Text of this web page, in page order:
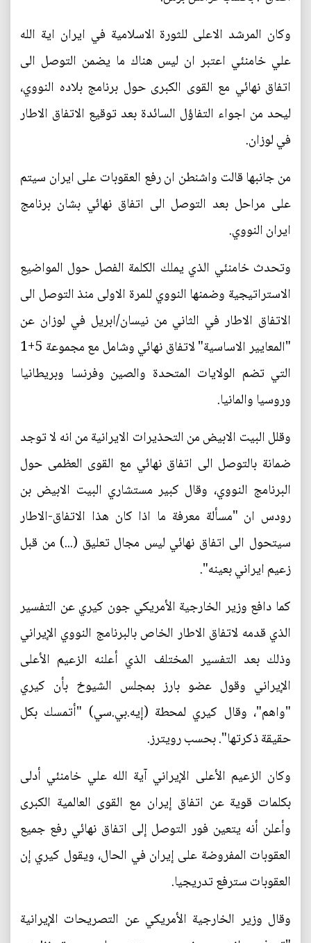
وكان المرشد الاعلى للثورة الاسلامية في ايران اية الله
علي خامنئي اعتبر ان ليس هناك ما يضمن التوصل الى
اتفاق نهائي مع القوى الكبرى حول برنامج بلاده النووي،
ليحد من اجواء التفاؤل السائدة بعد توقيع الاتفاق الاطار
في لوزان.
من جانبها قالت واشنطن ان رفع العقوبات على ايران سيتم
على مراحل بعد التوصل الى اتفاق نهائي بشان برنامج
ايران النووي.
وتحدث خامنئي الذي يملك الكلمة الفصل حول المواضيع
الاستراتيجية وضمنها النووي للمرة الاولى منذ التوصل الى
الاتفاق الاطار في الثاني من نيسان/ابريل في لوزان عن
"المعايير الاساسية" لاتفاق نهائي وشامل مع مجموعة 5+1
التي تضم الولايات المتحدة والصين وفرنسا وبريطانيا
وروسيا والمانيا.
وقلل البيت الابيض من التحذيرات الايرانية من انه لا توجد
ضمانة بالتوصل الى اتفاق نهائي مع القوى العظمى حول
البرنامج النووي، وقال كبير مستشاري البيت الابيض بن
رودس ان "مسألة معرفة ما اذا كان هذا الاتفاق-الاطار
سيتحول الى اتفاق نهائي ليس مجال تعليق (...) من قبل
زعيم ايراني بعينه".
كما دافع وزير الخارجية الأمريكي جون كيري عن التفسير
الذي قدمه لاتفاق الاطار الخاص بالبرنامج النووي الإيراني
وذلك بعد التفسير المختلف الذي أعلنه الزعيم الأعلى
الإيراني وقول عضو بارز بمجلس الشيوخ بأن كيري
"واهم"، وقال كيري لمحطة (إيه.بي.سي) "أتمسك بكل
حقيقة ذكرتها". بحسب رويترز.
وكان الزعيم الأعلى الإيراني آية الله علي خامنئي أدلى
بكلمات قوية عن اتفاق إيران مع القوى العالمية الكبرى
وأعلن أنه يتعين فور التوصل إلى اتفاق نهائي رفع جميع
العقوبات المفروضة على إيران في الحال، ويقول كيري إن
العقوبات سترفع تدريجيا.
وقال وزير الخارجية الأمريكي عن التصريحات الإيرانية